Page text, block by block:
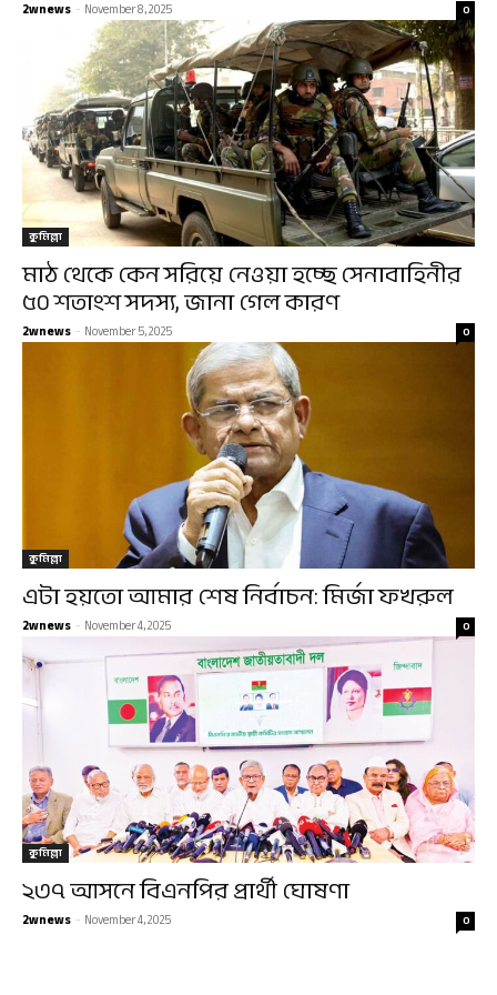
2wnews - November 8, 2025 0
কুমিল্লা
মাঠ থেকে কেন সরিয়ে নেওয়া হচ্ছে সেনাবাহিনীর
৫০ শতাংশ সদস্য, জানা গেল কারণ
2wnews - November 5, 2025 0
কুমিল্লা
এটা হয়তো আমার শেষ নির্বাচন: মির্জা ফখরুল
2wnews - November 4, 2025 0
কুমিল্লা
২৩৭ আসনে বিএনপির প্রার্থী ঘোষণা
2wnews - November 4, 2025 0